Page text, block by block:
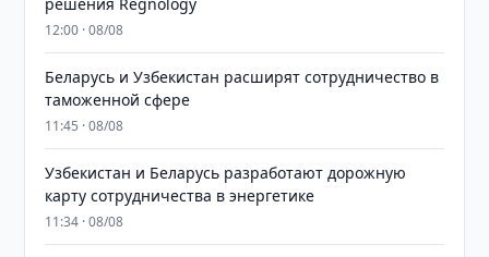
12:00 · 08/08
Беларусь и Узбекистан расширят сотрудничество в
таможенной сфере
11:45 · 08/08
Узбекистан и Беларусь разработают дорожную
карту сотрудничества в энергетике
11:34 · 08/08